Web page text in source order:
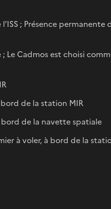
; Présence permanente
Cadmos est choisi
de la station MIR
de la navette spatiale
à voler, à bord de la